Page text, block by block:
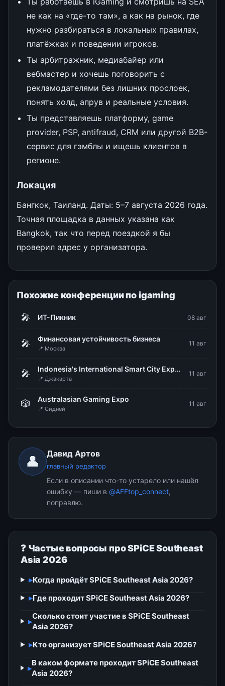
не как на «где-то там», а как на рынок, где
нужно разбираться в локальных правилах,
платёжках и поведении игроков.
Ты арбитражник, медиабайер или
вебмастер и хочешь поговорить с
рекламодателями без лишних прослоек,
понять холд, апрув и реальные условия.
Ты представляешь платформу, game
provider, PSP, antifraud, CRM или другой B2B-
сервис для гэмблы и ищешь клиентов в
регионе.
Локация
Бангкок, Таиланд. Даты: 5–7 августа 2026 года.
Точная площадка в данных указана как
Bangkok, так что перед поездкой я бы
проверил адрес у организатора.
Похожие конференции по igaming
🎤 ИТ-Пикник 08 авг
🎤 Финансовая устойчивость бизнеса
📍 Москва
11 авг
🎤 Indonesia's International Smart City Expo & Forum (IISMEX 2026)
📍 Джакарта
11 авг
🎲 Australasian Gaming Expo
📍 Сидней
11 авг
👤 Давид Артов
главный редактор
Если в описании что-то устарело или нашёл
ошибку — пиши в @AFFtop_connect,
поправлю.
❓ Частые вопросы про SPiCE Southeast
Asia 2026
▸Когда пройдёт SPiCE Southeast Asia 2026?
▸Где проходит SPiCE Southeast Asia 2026?
▸
Сколько стоит участие в SPiCE Southeast
Asia 2026?
▸Кто организует SPiCE Southeast Asia 2026?
▸
В каком формате проходит SPiCE Southeast
Asia 2026?